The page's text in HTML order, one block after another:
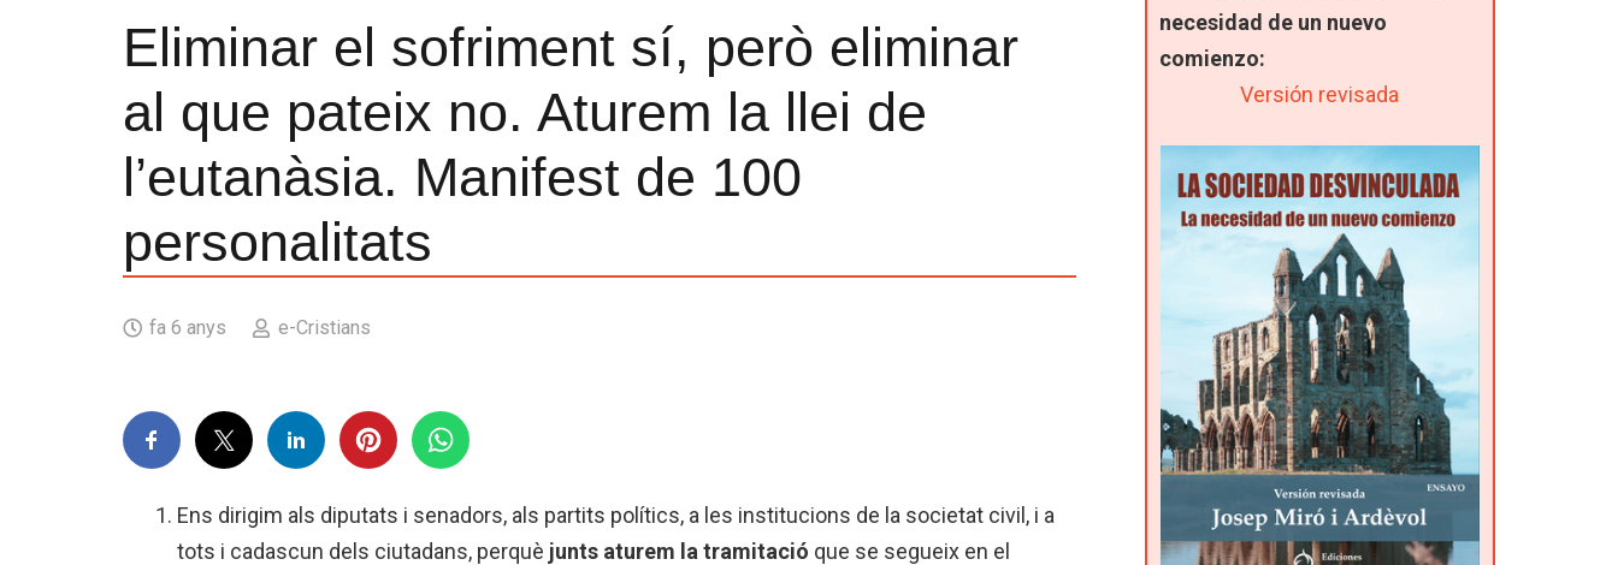
Eliminar el sofriment sí, però eliminar
al que pateix no. Aturem la llei de
l’eutanàsia. Manifest de 100
personalitats
fa 6 anys e-Cristians
Ens dirigim als diputats i senadors, als partits polítics, a les institucions de la societat civil, i a
tots i cadascun dels ciutadans, perquè junts aturem la tramitació que se segueix en el
necesidad de un nuevo
comienzo:
Versión revisada